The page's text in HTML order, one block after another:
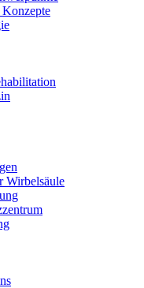
Konzepte
Wirbelsäule